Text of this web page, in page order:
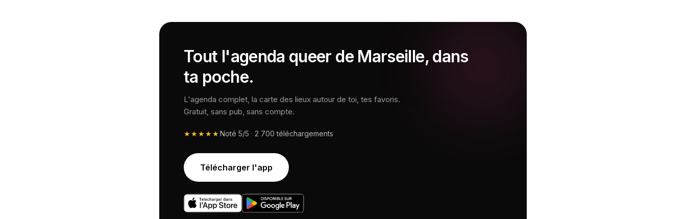
Tout l'agenda queer de Marseille, dans
ta poche.
L'agenda complet, la carte des lieux autour de toi, tes favoris.
Gratuit, sans pub, sans compte.
★★★★★Noté 5/5 · 2 700 téléchargements
Télécharger l'app